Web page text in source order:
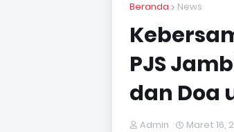
Beranda News
PJS
dan Doa
Admin Maret 16,